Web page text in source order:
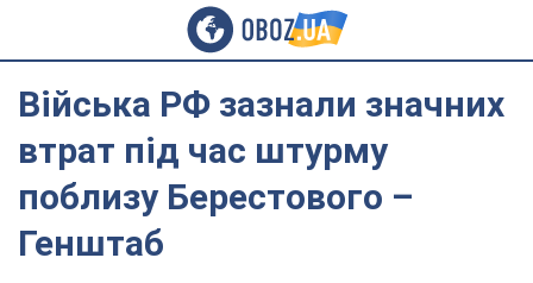
Війська РФ зазнали значних
втрат під час штурму
поблизу Берестового –
Генштаб